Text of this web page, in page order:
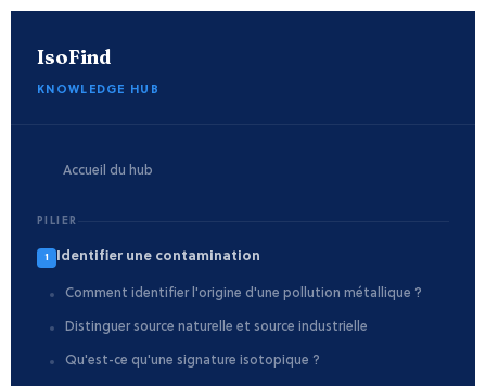
IsoFind
KNOWLEDGE HUB
Accueil du hub
PILIER
1 Identifier une contamination
Comment identifier l'origine d'une pollution métallique ?
Distinguer source naturelle et source industrielle
Qu'est-ce qu'une signature isotopique ?